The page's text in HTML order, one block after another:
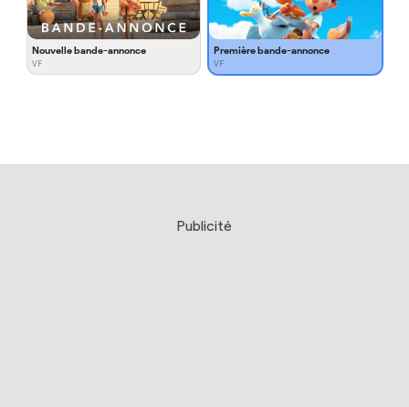
Nouvelle bande-annonce
VF
Première bande-annonce
VF
Publicité